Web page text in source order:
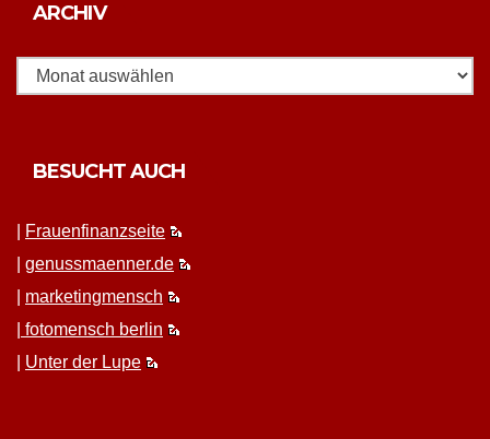
ARCHIV
BESUCHT AUCH
Frauen­fi­nanz­seite
genussmaenner.de
mar­ket­ing­men­sch
fotomen­sch berlin
Unter der Lupe